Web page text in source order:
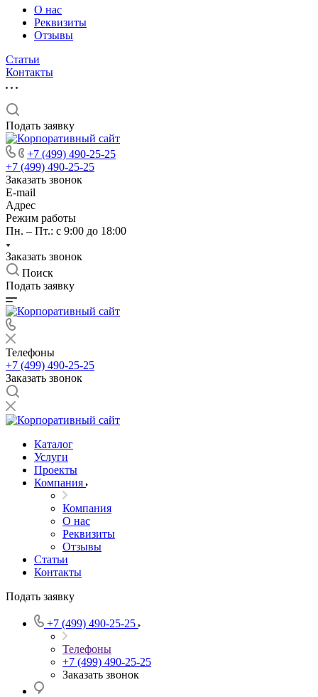
О нас
Реквизиты
Отзывы
Статьи
Контакты
Подать заявку
+7 (499) 490-25-25
+7 (499) 490-25-25
Заказать звонок
E-mail
Адрес
Режим работы
Пн. – Пт.: с 9:00 до 18:00
Заказать звонок
Поиск
Подать заявку
Телефоны
+7 (499) 490-25-25
Заказать звонок
Каталог
Услуги
Проекты
Компания
Компания
О нас
Реквизиты
Отзывы
Статьи
Контакты
Подать заявку
+7 (499) 490-25-25
Телефоны
+7 (499) 490-25-25
Заказать звонок